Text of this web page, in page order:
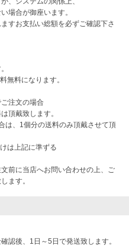
場合が御座います。
すお支払い総額を必ずご確認下さ
無料になります。
注文の場合
頂戴致します。
は、1個分の送料のみ頂戴させて頂
は上記に準ずる
前に当店へお問い合わせの上、ご
ます。
認後、1日～5日で発送致します。